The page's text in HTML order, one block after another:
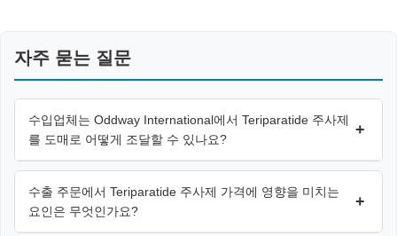
자주 묻는 질문
수입업체는 Oddway International에서 Teriparatide 주사제
를 도매로 어떻게 조달할 수 있나요?
+
수출 주문에서 Teriparatide 주사제 가격에 영향을 미치는
요인은 무엇인가요?
+